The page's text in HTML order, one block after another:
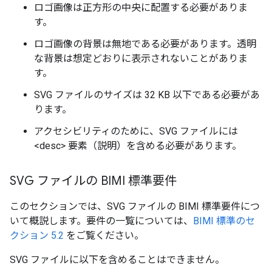
ロゴ画像は正方形の中央に配置する必要がありま
す。
ロゴ画像の背景は無地である必要があります。透明
な背景は想定どおりに表示されないことがありま
す。
SVG ファイルのサイズは 32 KB 以下である必要があ
ります。
アクセシビリティのために、SVG ファイルには
<desc> 要素（説明）を含める必要があります。
SVG ファイルの BIMI 標準要件
このセクションでは、SVG ファイルの BIMI 標準要件につ
いて概説します。要件の一覧については、 BIMI 標準のセ
クション 5.2 をご覧ください。
SVG ファイルに以下を含めることはできません。